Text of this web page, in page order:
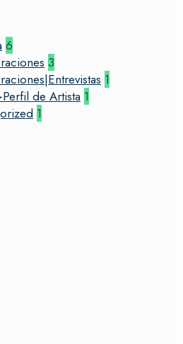
6
3
1
de Artista 1
1